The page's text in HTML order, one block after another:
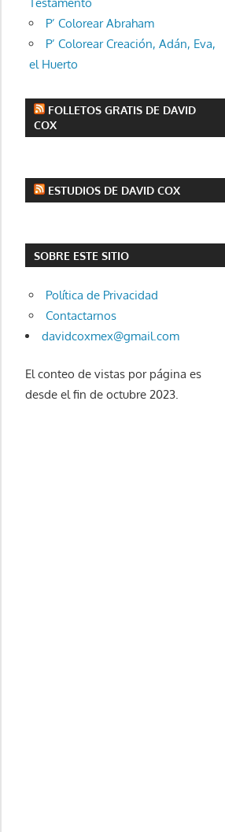
P’ Colorear Abraham
P’ Colorear Creación, Adán, Eva,
el Huerto
FOLLETOS GRATIS DE DAVID
COX
ESTUDIOS DE DAVID COX
SOBRE ESTE SITIO
Política de Privacidad
Contactarnos
davidcoxmex@gmail.com
El conteo de vistas por página es
desde el fin de octubre 2023.